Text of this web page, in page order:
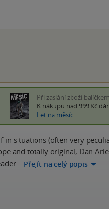
Při zaslání zboží balíčkem
K nákupu nad 999 Kč
Let na měsíc
situations (often very
and totally original, Dan
Přejít na celý popis